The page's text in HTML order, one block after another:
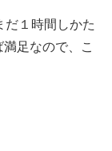
だ１時間しかた
足なので、こ